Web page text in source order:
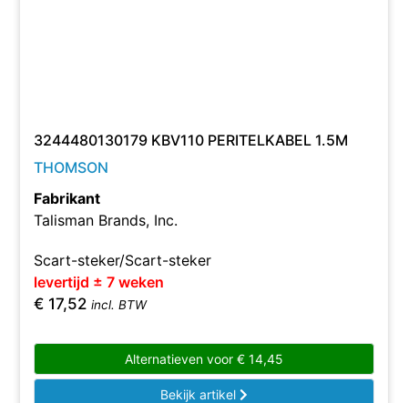
3244480130179 KBV110 PERITELKABEL 1.5M
THOMSON
Fabrikant
Talisman Brands, Inc.
Scart-steker/Scart-steker
levertijd ± 7 weken
€ 17,52 incl. BTW
Alternatieven voor € 14,45
Bekijk artikel